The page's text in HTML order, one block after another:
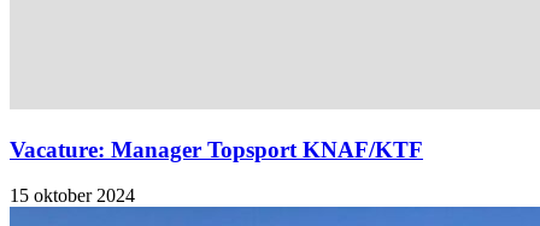
Vacature: Manager Topsport KNAF/KTF
15 oktober 2024